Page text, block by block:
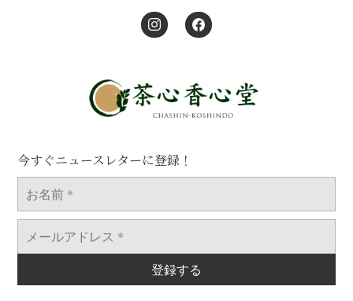
今すぐニュースレターに登録！
お
*
メ
ア
ス